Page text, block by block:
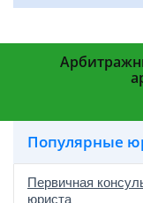
Популярные
Первичная
юриста